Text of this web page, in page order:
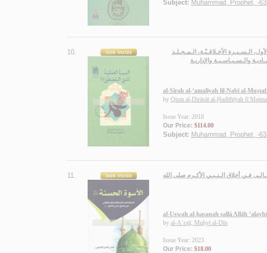
Subject: Muhammad, Prophet, -
10.
الـسـيـرة الأخـلاقـيّـة، الـمـجـلـد
والـسـيـاسـيـة والإداريـة
al-Sīrah al-‘amalīyah lil-Nabī al-
by Qism al-Dirāsāt al-Ḥadīthīyah fī
Issue Year: 2018
Our Price: $114.00
Subject: Muhammad, Prophet, -
11.
فـي أخلاق الـنـبـي الأكـرم صلى الله
al-Uswah al-ḥasanah ṣallá Allāh
by al-A‘rajī, Muḥyī al-Dīn
Issue Year: 2023
Our Price: $18.00